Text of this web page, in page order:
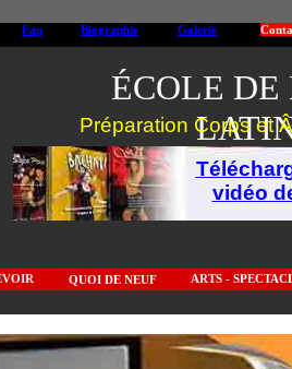
ÉCOLE DE
Galerie
Biographie
Faq
ARTS -
QUOI DE NEUF
vidéo
Préparation Corps et
Cours Salsa